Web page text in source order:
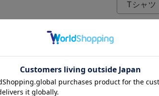
Tシャツ